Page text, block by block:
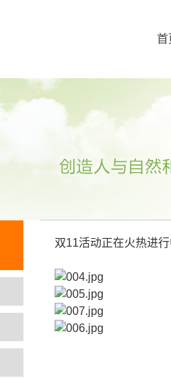
首
双11活动正在火热进